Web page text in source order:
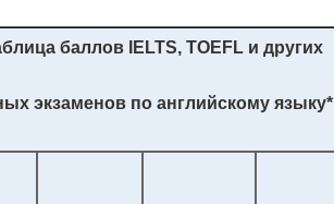
баллов IELTS, TOEFLи других
экзаменов по английскому языку*